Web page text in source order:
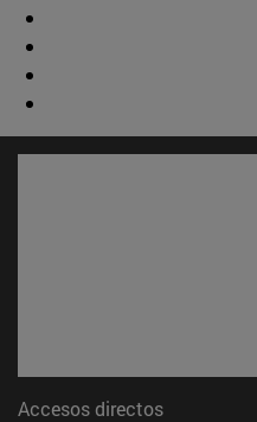
Accesos directos